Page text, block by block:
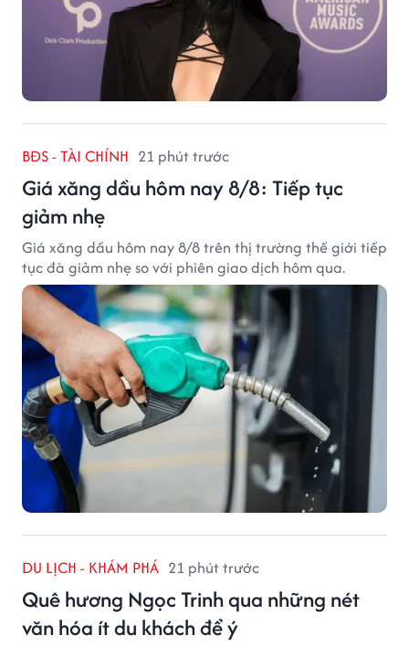
BĐS - TÀI CHÍNH 21 phút trước
Giá xăng dầu hôm nay 8/8: Tiếp tục
giảm nhẹ
Giá xăng dầu hôm nay 8/8 trên thị trường thế giới tiếp
tục đà giảm nhẹ so với phiên giao dịch hôm qua.
DU LỊCH - KHÁM PHÁ 21 phút trước
Quê hương Ngọc Trinh qua những nét
văn hóa ít du khách để ý